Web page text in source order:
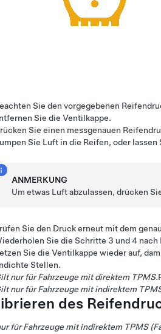
Sie den vorgegebenen
Sie die Ventilkappe.
Sie einen messgenauen
Sie Luft in die Reifen, oder
ANMERKUNG
Um etwas Luft abzulassen, drücken
Sie den Druck erneut mit dem
Sie die Schritte 3 und 4
Sie die Ventilkappe wieder auf,
Stellen.
nur für Fahrzeuge mit direktem TPMS.
nur für Fahrzeuge mit indirektem
des
für Fahrzeuge mit indirektem TPMS